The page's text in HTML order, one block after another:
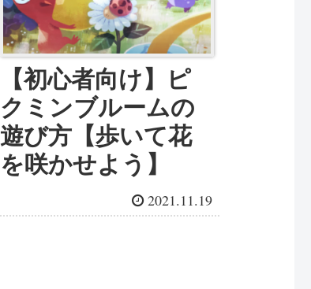
【初心者向け】ピ
クミンブルームの
遊び方【歩いて花
を咲かせよう】
2021.11.19